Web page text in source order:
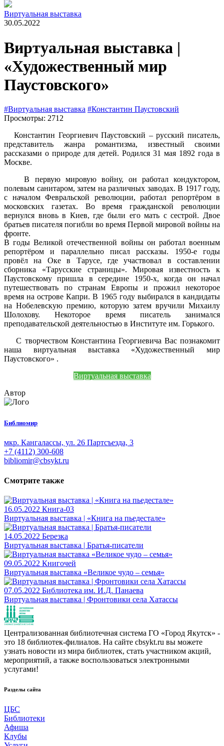
Виртуальная выставка
30.05.2022
Виртуальная выставка |
«Художественный мир
Паустовского»
#Виртуальная выставка #Константин Паустовский
Просмотры: 2712
Константин Георгиевич Паустовский – русский писатель,
представитель жанра романтизма, известный своими
рассказами о природе для детей. Родился 31 мая 1892 года в
Москве.
В первую мировую войну, он работал кондуктором,
полевым санитаром, затем на различных заводах. В 1917 году,
с началом Февральской революции, работал репортёром в
московских газетах. Во время гражданской революции
вернулся вновь в Киев, где были его мать с сестрой. Двое
братьев писателя погибли во время Первой мировой войны на
фронте.
В годы Великой отечественной войны он работал военным
репортёром и параллельно писал рассказы. 1950-е годы
провёл на Оке в Тарусе, где участвовал в составлении
сборника «Тарусские страницы». Мировая известность к
Паустовскому пришла в середине 1950-х, когда он начал
путешествовать по странам Европы и прожил некоторое
время на острове Капри. В 1965 году выбирался в кандидаты
на Нобелевскую премию, которую затем вручили Михаилу
Шолохову. Некоторое время писатель занимался
преподавательской деятельностью в Институте им. Горького.
С творчеством Константина Георгиевича Вас познакомит
наша виртуальная выставка «Художественный мир
Паустовского» .
Виртуальная выставка
Автор
Библиомир
мкр. Кангалассы, ул. 26 Партсъезда, 3
+7 (4112) 300-608
bibliomir@cbsykt.ru
Смотрите также
16.05.2022 Книга-03
Виртуальная выставка | «Книга на пьедестале»
14.05.2022 Березка
Виртуальная выставка | Братья-писатели
09.05.2022 Книгочей
Виртуальная выставка «Великое чудо – семья»
07.05.2022 Библиотека им. И.Д. Панаева
Виртуальная выставка | Фронтовики села Хатассы
Централизованная библиотечная система ГО «Город Якутск» -
это 18 библиотек-филиалов. На сайте cbsykt.ru вы можете
узнать новости из мира библиотек, стать участником акций,
мероприятий, а также воспользоваться электронными
услугами!
Разделы сайта
ЦБС
Библиотеки
Афиша
Клубы